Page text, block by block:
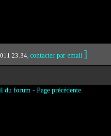
23:34, contacter par email ]
du forum - Page précédente